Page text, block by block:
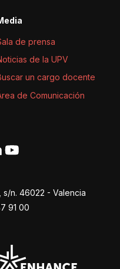
de prensa
de la UPV
un cargo docente
de Comunicación
s/n. 46022 - Valencia
91 00